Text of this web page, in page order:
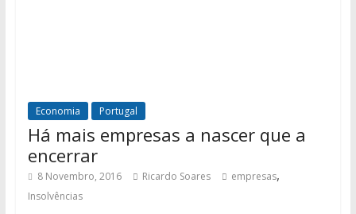
Economia Portugal
Há mais empresas a nascer que a
encerrar
8 Novembro, 2016 Ricardo Soares empresas,
Insolvências